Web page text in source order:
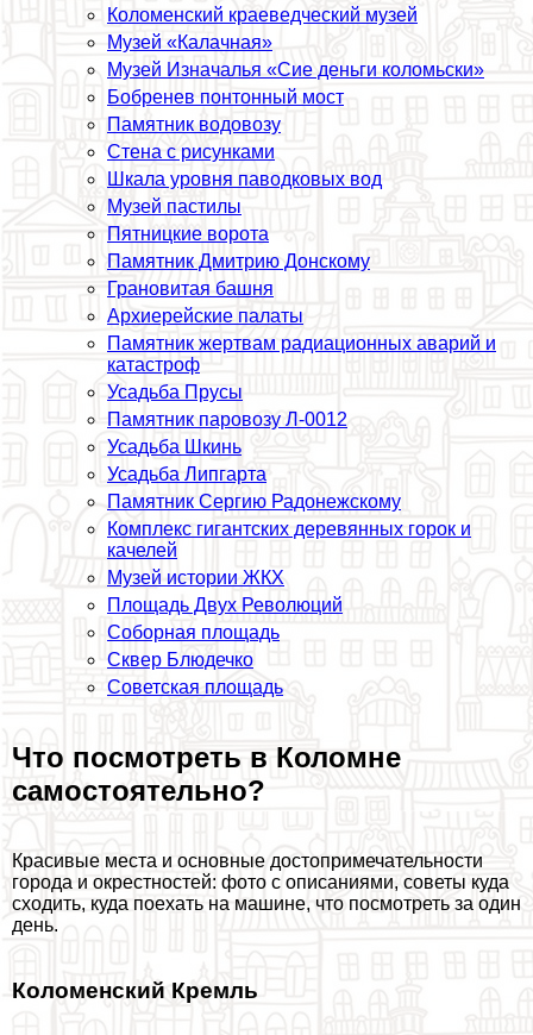
Коломенский краеведческий музей
Музей «Калачная»
Музей Изначалья «Сие деньги коломьски»
Бобренев понтонный мост
Памятник водовозу
Стена с рисунками
Шкала уровня паводковых вод
Музей пастилы
Пятницкие ворота
Памятник Дмитрию Донскому
Грановитая башня
Архиерейские палаты
Памятник жертвам радиационных аварий и
катастроф
Усадьба Прусы
Памятник паровозу Л-0012
Усадьба Шкинь
Усадьба Липгарта
Памятник Сергию Радонежскому
Комплекс гигантских деревянных горок и
качелей
Музей истории ЖКХ
Площадь Двух Революций
Соборная площадь
Сквер Блюдечко
Советская площадь
Что посмотреть в Коломне
самостоятельно?
Красивые места и основные достопримечательности
города и окрестностей: фото с описаниями, советы куда
сходить, куда поехать на машине, что посмотреть за один
день.
Коломенский Кремль